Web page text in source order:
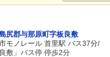
尻郡与那原町字板良敷
モノレール 首里駅 バス37分/
良敷」バス停 停歩2分